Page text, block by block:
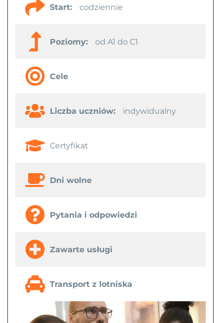
Start: codziennie
Poziomy: od A1 do C1
Cele
Liczba uczniów: indywidualny
Certyfikat
Dni wolne
Pytania i odpowiedzi
Zawarte usługi
Transport z lotniska